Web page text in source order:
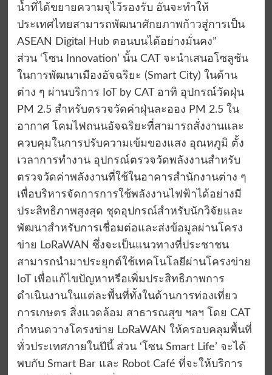
น้ำที่ได้ขยายความจุไว้รองรับ อันจะทำให้
ประเทศไทยสามารถพัฒนาศักยภาพก้าวสู่การเป็น
ASEAN Digital Hub ตอนบนได้อย่างมั่นคง”
ส่วน ‘โซน Innovation’ นั้น CAT จะนำเสนอโซลูชัน
ในการพัฒนาเมืองอัจฉริยะ (Smart City) ในด้าน
ต่าง ๆ ผ่านบริการ IoT by CAT อาทิ อุปกรณ์วัดฝุ่น
PM 2.5 สำหรับตรวจวัดค่าฝุ่นละออง PM 2.5 ใน
อากาศ โคมไฟถนนอัจฉริยะที่สามารถสั่งงานและ
ควบคุมในการปรับความเข้มของแสง อุณหภูมิ ตั้ง
เวลาการทำงาน อุปกรณ์ตรวจวัดพลังงานสำหรับ
ตรวจวัดค่าพลังงานที่ใช้ในอาคารสำนักงานต่าง ๆ
เพื่อบริหารจัดการการใช้พลังงานไฟฟ้าได้อย่างมี
ประสิทธิภาพสูงสุด ชุดอุปกรณ์สำหรับนักวิจัยและ
พัฒนาสำหรับการเชื่อมต่อและส่งข้อมูลผ่านโครง
ข่าย LoRaWAN ซึ่งจะเป็นแนวทางที่ประชาชน
สามารถนำมาประยุกต์ใช้เทคโนโลยีผ่านโครงข่าย
IoT เพื่อแก้ไขปัญหาหรือเพิ่มประสิทธิภาพการ
ดำเนินงานในแต่ละพื้นที่ทั้งในด้านการท่องเที่ยว
การเกษตร สิ่งแวดล้อม สาธารณสุข ฯลฯ โดย CAT
กำหนดวางโครงข่าย LoRaWAN ให้ครอบคลุมพื้นที่
ทั่วประเทศภายในปีนี้ ส่วน ‘โซน Smart Life’ จะได้
พบกับ Smart Bar และ Robot Café ที่จะให้บริการ